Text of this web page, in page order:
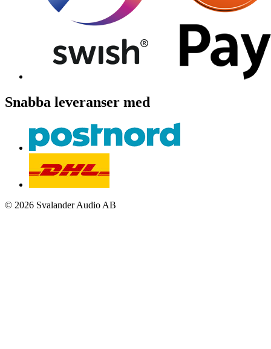
Snabba leveranser med
© 2026 Svalander Audio AB